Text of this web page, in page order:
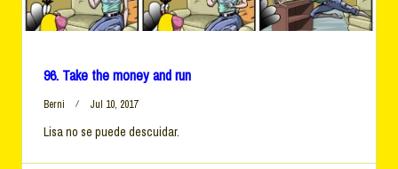
96. Take the money and run
Berni Jul 10, 2017
Lisa no se puede descuidar.